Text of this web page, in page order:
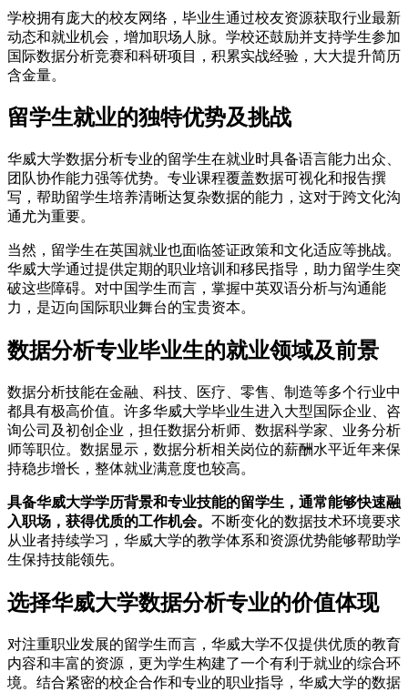
学校拥有庞大的校友网络，毕业生通过校友资源获取行业最新
动态和就业机会，增加职场人脉。学校还鼓励并支持学生参加
国际数据分析竞赛和科研项目，积累实战经验，大大提升简历
含金量。
留学生就业的独特优势及挑战
华威大学数据分析专业的留学生在就业时具备语言能力出众、
团队协作能力强等优势。专业课程覆盖数据可视化和报告撰
写，帮助留学生培养清晰达复杂数据的能力，这对于跨文化沟
通尤为重要。
当然，留学生在英国就业也面临签证政策和文化适应等挑战。
华威大学通过提供定期的职业培训和移民指导，助力留学生突
破这些障碍。对中国学生而言，掌握中英双语分析与沟通能
力，是迈向国际职业舞台的宝贵资本。
数据分析专业毕业生的就业领域及前景
数据分析技能在金融、科技、医疗、零售、制造等多个行业中
都具有极高价值。许多华威大学毕业生进入大型国际企业、咨
询公司及初创企业，担任数据分析师、数据科学家、业务分析
师等职位。数据显示，数据分析相关岗位的薪酬水平近年来保
持稳步增长，整体就业满意度也较高。
具备华威大学学历背景和专业技能的留学生，通常能够快速融
入职场，获得优质的工作机会。 不断变化的数据技术环境要求
从业者持续学习，华威大学的教学体系和资源优势能够帮助学
生保持技能领先。
选择华威大学数据分析专业的价值体现
对注重职业发展的留学生而言，华威大学不仅提供优质的教育
内容和丰富的资源，更为学生构建了一个有利于就业的综合环
境。结合紧密的校企合作和专业的职业指导，华威大学的数据